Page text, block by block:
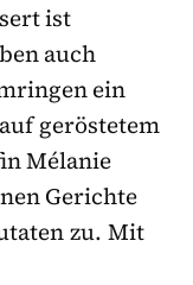
ist
auch
ein
geröstetem
Mélanie
Gerichte
zu. Mit